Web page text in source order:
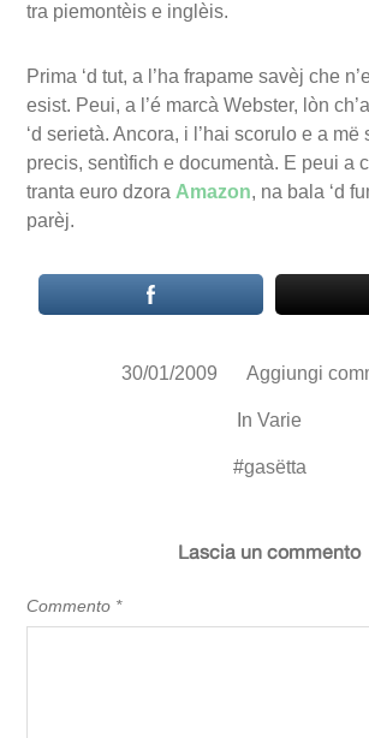
tra piemontèis e inglèis.
Prima ‘d tut, a l’ha frapame savèj che
esist. Peui, a l’é marcà Webster, lòn
‘d serietà. Ancora, i l’hai scorulo e a më
precis, sentìfich e documentà. E peui a
tranta euro dzora Amazon, na bala ‘d
parèj.
30/01/2009 Aggiungi
In Varie
#gasëtta
Lascia un commento
Commento *